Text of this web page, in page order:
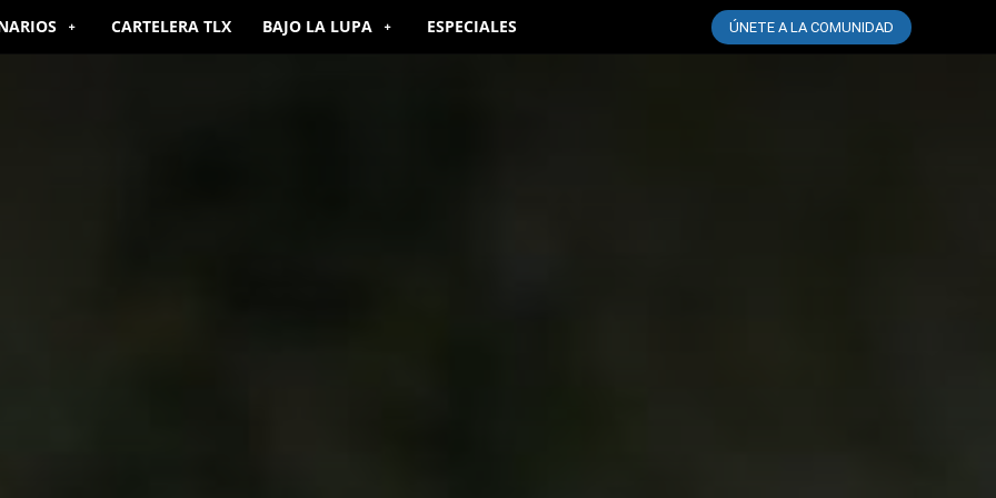
CARTELERA TLX BAJO LA LUPA ESPECIALES ÚNETE A LA COMUNIDAD